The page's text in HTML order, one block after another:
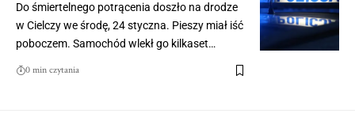
Do śmiertelnego potrącenia doszło na drodze
w Cielczy we środę, 24 styczna. Pieszy miał iść
poboczem. Samochód wlekł go kilkaset…
0 min czytania